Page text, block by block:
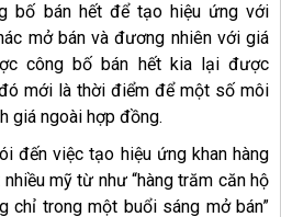
bố bán hết để tạo hiệu ứng với
mở bán và đương nhiên với giá
công bố bán hết kia lại được
mới là thời điểm để một số môi
giá ngoài hợp đồng.
đến việc tạo hiệu ứng khan hàng
mỹ từ như “hàng trăm căn hộ
chỉ trong một buổi sáng mở bán”